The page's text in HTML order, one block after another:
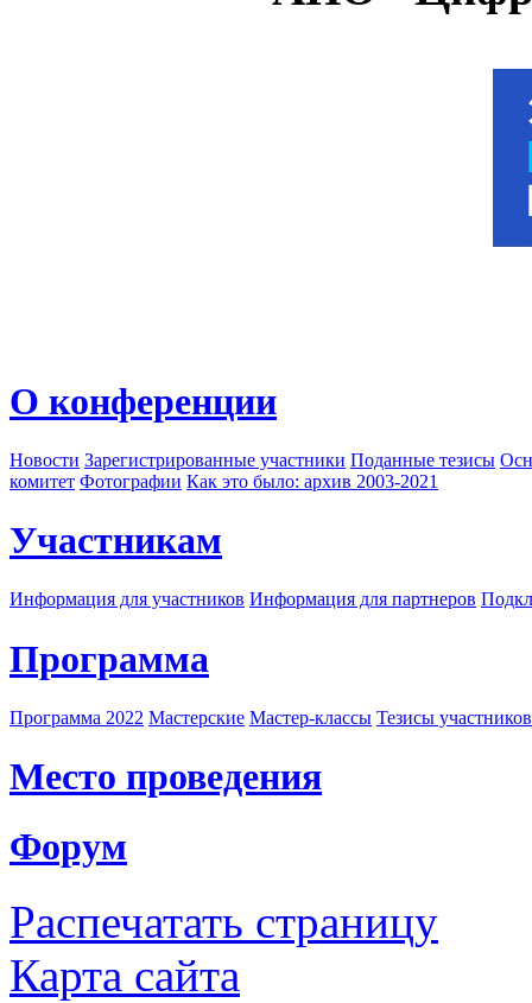
О конференции
Новости Зарегистрированные участники Поданные тезисы
комитет Фотографии Как это было: архив 2003-2021
Участникам
Информация для участников Информация для партнеров
Программа
Программа 2022 Мастерские Мастер-классы Тезисы
Место проведения
Форум
Распечатать страницу
Карта сайта